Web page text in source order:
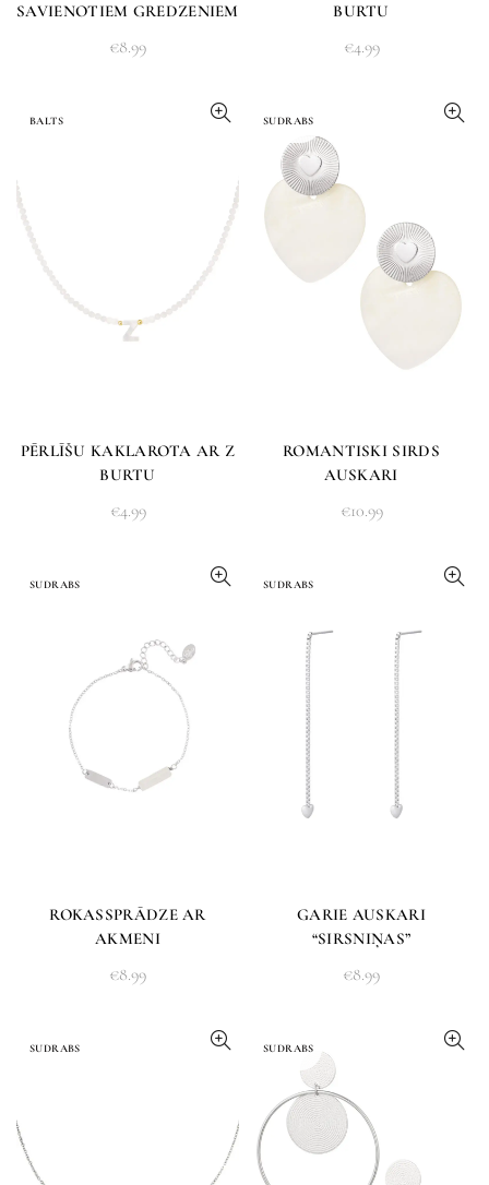
SAVIENOTIEM GREDZENIEM
€8.99
BURTU
€4.99
BALTS
PĒRLĪŠU KAKLAROTA AR Z
BURTU
€4.99
SUDRABS
ROMANTISKI SIRDS
AUSKARI
€10.99
SUDRABS
ROKASSPRĀDZE AR
AKMENI
€8.99
SUDRABS
GARIE AUSKARI
“SIRSNIŅAS”
€8.99
SUDRABS SUDRABS